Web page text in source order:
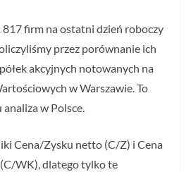
firm na ostatni dzień roboczy
przez porównanie ich
akcyjnych notowanych na
w Warszawie. To
w Polsce.
Cena/Zysku netto (C/Z) i Cena
WK), dlatego tylko te